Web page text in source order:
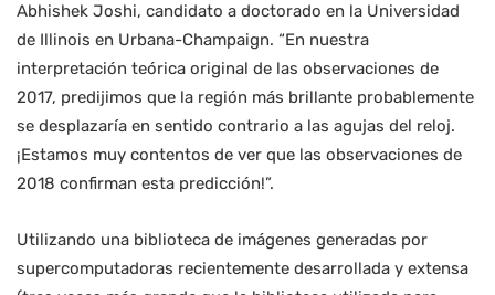
Abhishek Joshi, candidato a doctorado en la Universidad
de Illinois en Urbana-Champaign. “En nuestra
interpretación teórica original de las observaciones de
2017, predijimos que la región más brillante probablemente
se desplazaría en sentido contrario a las agujas del reloj.
¡Estamos muy contentos de ver que las observaciones de
2018 confirman esta predicción!”.
Utilizando una biblioteca de imágenes generadas por
supercomputadoras recientemente desarrollada y extensa